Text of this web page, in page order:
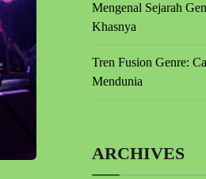
Mengenal Sejarah
Khasnya
Tren Fusion Genre:
Mendunia
ARCHIVES